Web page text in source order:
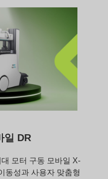
일 DR
모터 구동 모바일 X-
동성과 사용자 맞춤형